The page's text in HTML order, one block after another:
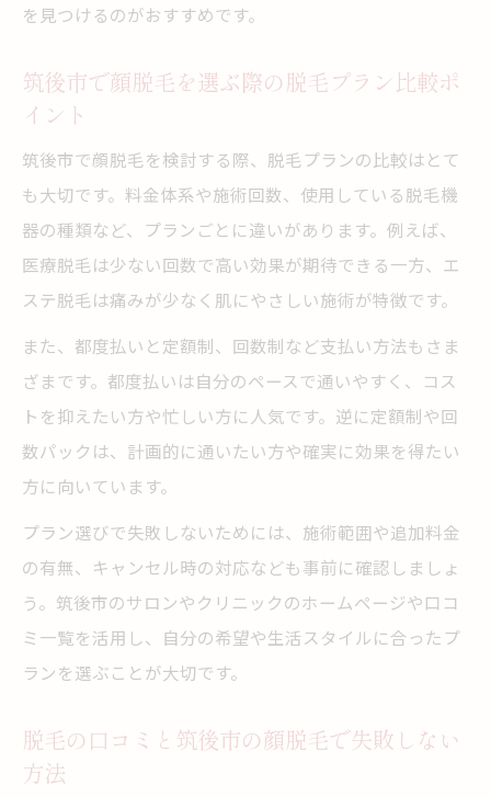
を見つけるのがおすすめです。
筑後市で顔脱毛を選ぶ際の脱毛プラン比較ポ
イント
筑後市で顔脱毛を検討する際、脱毛プランの比較はとて
も大切です。料金体系や施術回数、使用している脱毛機
器の種類など、プランごとに違いがあります。例えば、
医療脱毛は少ない回数で高い効果が期待できる一方、エ
ステ脱毛は痛みが少なく肌にやさしい施術が特徴です。
また、都度払いと定額制、回数制など支払い方法もさま
ざまです。都度払いは自分のペースで通いやすく、コス
トを抑えたい方や忙しい方に人気です。逆に定額制や回
数パックは、計画的に通いたい方や確実に効果を得たい
方に向いています。
プラン選びで失敗しないためには、施術範囲や追加料金
の有無、キャンセル時の対応なども事前に確認しましょ
う。筑後市のサロンやクリニックのホームページや口コ
ミ一覧を活用し、自分の希望や生活スタイルに合ったプ
ランを選ぶことが大切です。
脱毛の口コミと筑後市の顔脱毛で失敗しない
方法